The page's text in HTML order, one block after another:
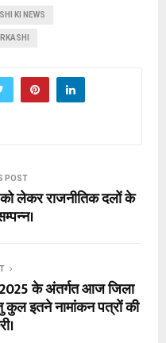
KI NEWS
POST
लेकर राजनीतिक दलों के
2025 के अंतर्गत आज जिला
कुल इतने नामांकन पत्रों की